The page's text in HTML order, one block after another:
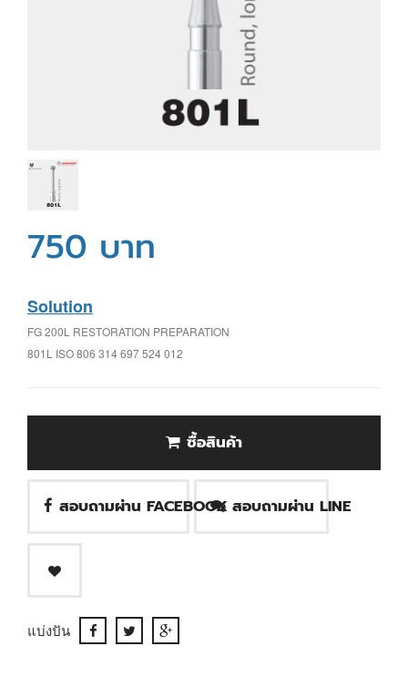
750 บาท
Solution
FG 200L RESTORATION PREPARATION
801L ISO 806 314 697 524 012
ซื้อสินค้า
สอบถามผ่าน FACEBOOK สอบถามผ่าน LINE
แบ่งปัน